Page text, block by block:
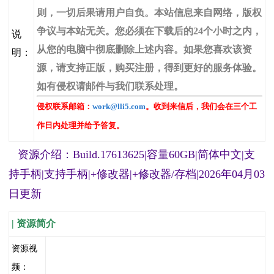
说
明：
则，一切后果请用户自负。本站信息来自网络，版权
争议与本站无关。您必须在下载后的24个小时之内，
从您的电脑中彻底删除上述内容。如果您喜欢该资
源，请支持正版，购买注册，得到更好的服务体验。
如有侵权请邮件与我们联系处理。
侵权联系邮箱： work@lli5.com。收到来信后，我们会在三个工
作日内处理并给予答复。
资源介绍：Build.17613625|容量60GB|简体中文|支
持手柄|支持手柄|+修改器|+修改器/存档|2026年04月03
日更新
| 资源简介
资源视
频：